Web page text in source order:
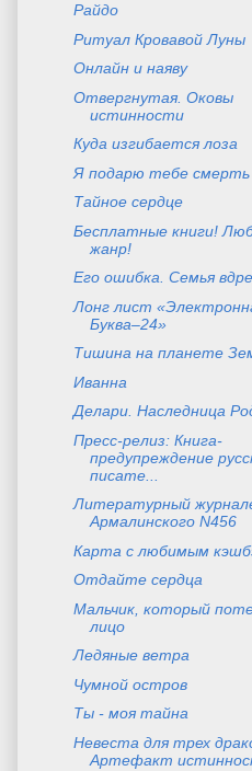
Райдо
Ритуал Кровавой Луны
Онлайн и наяву
Отвергнутая. Оковы
истинности
Куда изгибается лоза
Я подарю тебе смерть
Тайное сердце
Бесплатные книги!
жанр!
Его ошибка. Семья
Лонг лист
Буква–24»
Тишина на планете
Иванна
Делари. Наследница
Пресс-релиз: Книга-
предупреждение
писате...
Литературный
Армалинского N456
Карта с любимым
Отдайте сердца
Мальчик, который
лицо
Ледяные ветра
Чумной остров
Ты - моя тайна
Невеста для трех
Артефакт